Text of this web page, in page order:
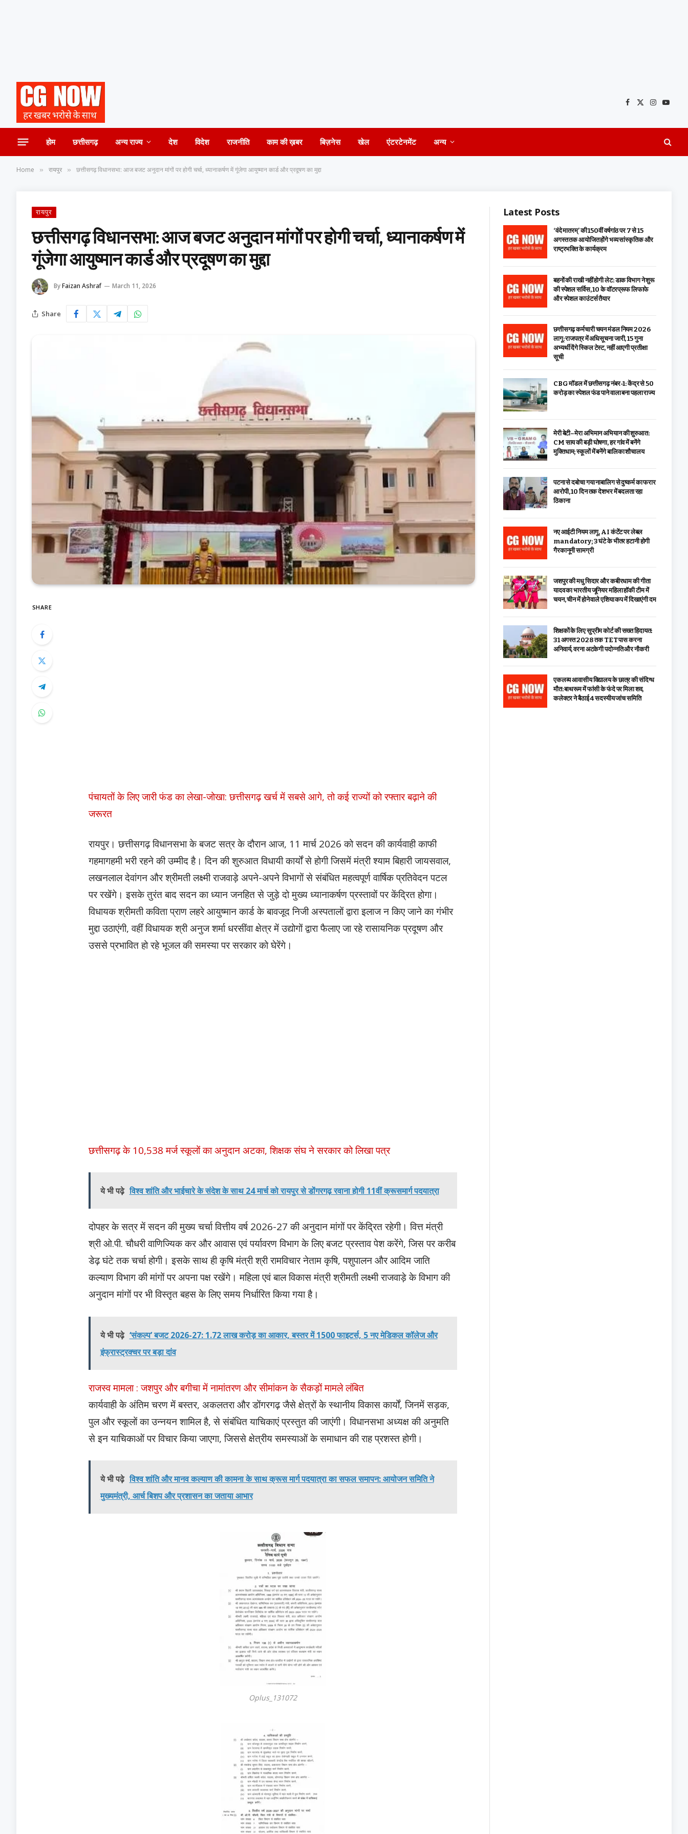
Facebook
X
Instagram
होम छत्तीसगढ़ अन्य राज्य देश विदेश राजनीति काम की ख़बर बिज़नेस खेल एंटरटेनमेंट अन्य
Home » रायपुर » छत्तीसगढ़ विधानसभा: आज बजट अनुदान मांगों पर होगी चर्चा, ध्यानाकर्षण में गूंजेगा आयुष्मान कार्ड और प्रदूषण का मुद्दा
रायपुर
छत्तीसगढ़ विधानसभा: आज बजट अनुदान मांगों पर होगी चर्चा, ध्यानाकर्षण में
गूंजेगा आयुष्मान कार्ड और प्रदूषण का मुद्दा
ByFaizan Ashraf March 11, 2026
Share
SHARE
पंचायतों के लिए जारी फंड का लेखा-जोखा: छत्तीसगढ़ खर्च में सबसे आगे, तो कई राज्यों को रफ्तार बढ़ाने की
जरूरत
रायपुर। छत्तीसगढ़ विधानसभा के बजट सत्र के दौरान आज, 11 मार्च 2026 को सदन की कार्यवाही काफी
गहमागहमी भरी रहने की उम्मीद है। दिन की शुरुआत विधायी कार्यों से होगी जिसमें मंत्री श्याम बिहारी जायसवाल,
लखनलाल देवांगन और श्रीमती लक्ष्मी राजवाड़े अपने-अपने विभागों से संबंधित महत्वपूर्ण वार्षिक प्रतिवेदन पटल
पर रखेंगे। इसके तुरंत बाद सदन का ध्यान जनहित से जुड़े दो मुख्य ध्यानाकर्षण प्रस्तावों पर केंद्रित होगा।
विधायक श्रीमती कविता प्राण लहरे आयुष्मान कार्ड के बावजूद निजी अस्पतालों द्वारा इलाज न किए जाने का गंभीर
मुद्दा उठाएंगी, वहीं विधायक श्री अनुज शर्मा धरसींवा क्षेत्र में उद्योगों द्वारा फैलाए जा रहे रासायनिक प्रदूषण और
उससे प्रभावित हो रहे भूजल की समस्या पर सरकार को घेरेंगे।
छत्तीसगढ़ के 10,538 मर्ज स्कूलों का अनुदान अटका, शिक्षक संघ ने सरकार को लिखा पत्र
ये भी पढ़े विश्व शांति और भाईचारे के संदेश के साथ 24 मार्च को रायपुर से डोंगरगढ़ रवाना होगी 11वीं क्रूसमार्ग पदयात्रा
दोपहर के सत्र में सदन की मुख्य चर्चा वित्तीय वर्ष 2026-27 की अनुदान मांगों पर केंद्रित रहेगी। वित्त मंत्री
श्री ओ.पी. चौधरी वाणिज्यिक कर और आवास एवं पर्यावरण विभाग के लिए बजट प्रस्ताव पेश करेंगे, जिस पर करीब
डेढ़ घंटे तक चर्चा होगी। इसके साथ ही कृषि मंत्री श्री रामविचार नेताम कृषि, पशुपालन और आदिम जाति
कल्याण विभाग की मांगों पर अपना पक्ष रखेंगे। महिला एवं बाल विकास मंत्री श्रीमती लक्ष्मी राजवाड़े के विभाग की
अनुदान मांगों पर भी विस्तृत बहस के लिए समय निर्धारित किया गया है।
ये भी पढ़े ‘संकल्प’ बजट 2026-27: 1.72 लाख करोड़ का आकार, बस्तर में 1500 फाइटर्स, 5 नए मेडिकल कॉलेज और
इंफ्रास्ट्रक्चर पर बड़ा दांव
राजस्व मामला : जशपुर और बगीचा में नामांतरण और सीमांकन के सैकड़ों मामले लंबित
कार्यवाही के अंतिम चरण में बस्तर, अकलतरा और डोंगरगढ़ जैसे क्षेत्रों के स्थानीय विकास कार्यों, जिनमें सड़क,
पुल और स्कूलों का उन्नयन शामिल है, से संबंधित याचिकाएं प्रस्तुत की जाएंगी। विधानसभा अध्यक्ष की अनुमति
से इन याचिकाओं पर विचार किया जाएगा, जिससे क्षेत्रीय समस्याओं के समाधान की राह प्रशस्त होगी।
ये भी पढ़े विश्व शांति और मानव कल्याण की कामना के साथ क्रूस मार्ग पदयात्रा का सफल समापन: आयोजन समिति ने
मुख्यमंत्री, आर्च बिशप और प्रशासन का जताया आभार
Oplus_131072
Latest Posts
‘वंदे मातरम्’ की 150वीं वर्षगांठ पर 7 से 15
अगस्त तक आयोजित होंगे भव्य सांस्कृतिक और
राष्ट्रभक्ति के कार्यक्रम
बहनों की राखी नहीं होगी लेट: डाक विभाग ने शुरू
की स्पेशल सर्विस, ₹10 के वॉटरप्रूफ लिफाफे
और स्पेशल काउंटर्स तैयार
छत्तीसगढ़ कर्मचारी चयन मंडल नियम 2026
लागू: राजपत्र में अधिसूचना जारी, 15 गुना
अभ्यर्थी देंगे स्किल टेस्ट, नहीं आएगी प्रतीक्षा
सूची
CBG मॉडल में छत्तीसगढ़ नंबर-1: केंद्र से ₹50
करोड़ का स्पेशल फंड पाने वाला बना पहला राज्य
मेरी बेटी–मेरा अभिमान अभियान की शुरुआत:
CM साय की बड़ी घोषणा, हर गांव में बनेंगे
मुक्तिधाम; स्कूलों में बनेंगे बालिका शौचालय
पटना से दबोचा गया नाबालिग से दुष्कर्म का फरार
आरोपी, 10 दिन तक देशभर में बदलता रहा
ठिकाना
नए आईटी नियम लागू, AI कंटेंट पर लेबल
mandatory; 3 घंटे के भीतर हटानी होगी
गैरकानूनी सामग्री
जशपुर की मधु सिदार और कबीरधाम की गीता
यादव का भारतीय जूनियर महिला हॉकी टीम में
चयन, चीन में होने वाले एशिया कप में दिखाएंगी दम
शिक्षकों के लिए सुप्रीम कोर्ट की सख्त हिदायत:
31 अगस्त 2028 तक TET पास करना
अनिवार्य, वरना अटकेगी पदोन्नति और नौकरी
एकलव्य आवासीय विद्यालय के छात्र की संदिग्ध
मौत: बाथरूम में फांसी के फंदे पर मिला शव,
कलेक्टर ने बैठाई 4 सदस्यीय जांच समिति